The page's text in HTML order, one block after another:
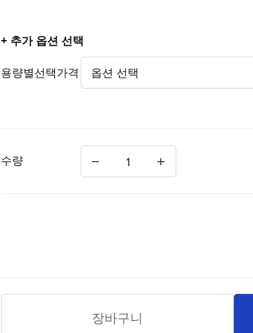
+ 추가 옵션 선택
용량별선택가격
수량
장바구니